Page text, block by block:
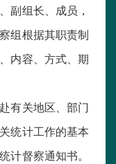
副组长、成员，
组根据其职责制
内容、方式、期
有关地区、部门
统计工作的基本
计督察通知书。